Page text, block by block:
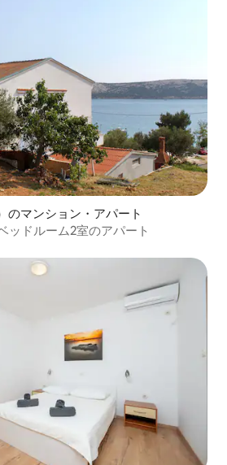
のマンション・アパート
ッドルーム2室のアパート